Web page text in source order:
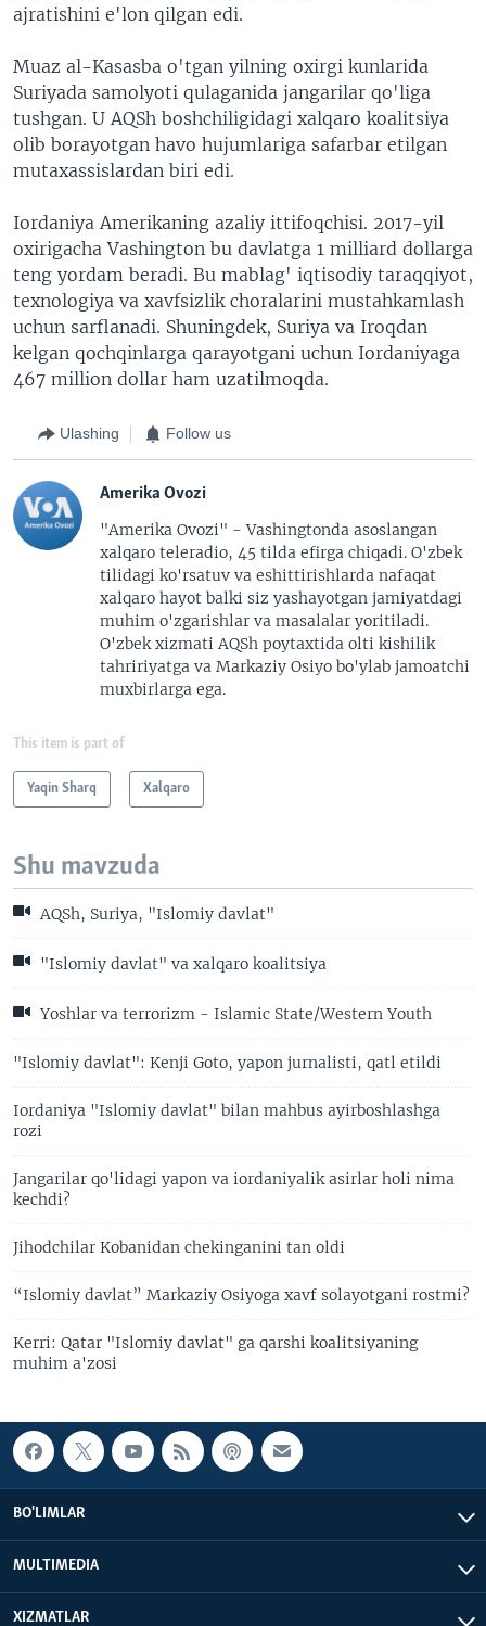
ajratishini e'lon qilgan edi.
Muaz al-Kasasba o'tgan yilning oxirgi kunlarida
Suriyada samolyoti qulaganida jangarilar qo'liga
tushgan. U AQSh boshchiligidagi xalqaro koalitsiya
olib borayotgan havo hujumlariga safarbar etilgan
mutaxassislardan biri edi.
Iordaniya Amerikaning azaliy ittifoqchisi. 2017-yil
oxirigacha Vashington bu davlatga 1 milliard dollarga
teng yordam beradi. Bu mablag' iqtisodiy taraqqiyot,
texnologiya va xavfsizlik choralarini mustahkamlash
uchun sarflanadi. Shuningdek, Suriya va Iroqdan
kelgan qochqinlarga qarayotgani uchun Iordaniyaga
467 million dollar ham uzatilmoqda.
Ulashing Follow us
Amerika Ovozi
"Amerika Ovozi" - Vashingtonda asoslangan
xalqaro teleradio, 45 tilda efirga chiqadi. O'zbek
tilidagi ko'rsatuv va eshittirishlarda nafaqat
xalqaro hayot balki siz yashayotgan jamiyatdagi
muhim o'zgarishlar va masalalar yoritiladi.
O'zbek xizmati AQSh poytaxtida olti kishilik
tahririyatga va Markaziy Osiyo bo'ylab jamoatchi
muxbirlarga ega.
This item is part of
Yaqin Sharq Xalqaro
Shu mavzuda
AQSh, Suriya, "Islomiy davlat"
"Islomiy davlat" va xalqaro koalitsiya
Yoshlar va terrorizm - Islamic State/Western Youth
"Islomiy davlat": Kenji Goto, yapon jurnalisti, qatl etildi
Iordaniya "Islomiy davlat" bilan mahbus ayirboshlashga
rozi
Jangarilar qo'lidagi yapon va iordaniyalik asirlar holi nima
kechdi?
Jihodchilar Kobanidan chekinganini tan oldi
“Islomiy davlat” Markaziy Osiyoga xavf solayotgani rostmi?
Kerri: Qatar "Islomiy davlat" ga qarshi koalitsiyaning
muhim a'zosi
BO'LIMLAR
MULTIMEDIA
XIZMATLAR